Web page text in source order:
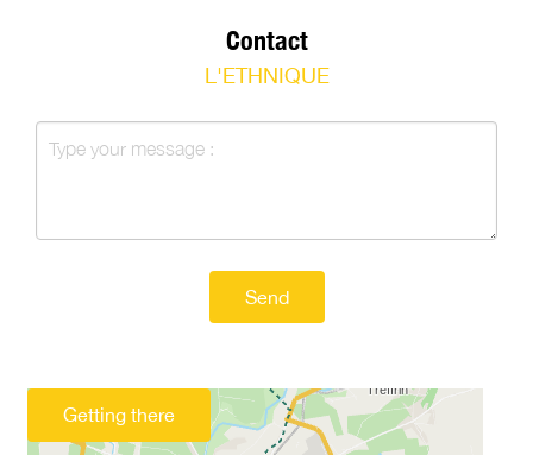
Contact
L'ETHNIQUE
Send
Getting there